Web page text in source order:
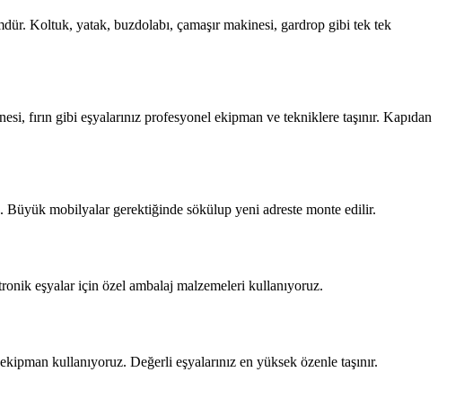
Koltuk, yatak, buzdolabı, çamaşır makinesi, gardrop gibi tek tek
fırın gibi eşyalarınız profesyonel ekipman ve tekniklere taşınır. Kapıdan
Büyük mobilyalar gerektiğinde sökülup yeni adreste monte edilir.
eşyalar için özel ambalaj malzemeleri kullanıyoruz.
kullanıyoruz. Değerli eşyalarınız en yüksek özenle taşınır.